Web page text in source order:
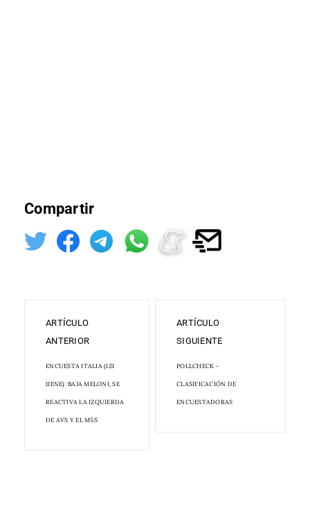
Compartir
ARTÍCULO
ANTERIOR
ENCUESTA ITALIA (IZI
11ENE): BAJA MELONI, SE
REACTIVA LA IZQUIERDA
DE AVS Y EL M5S
ARTÍCULO
SIGUIENTE
POLLCHECK -
CLASIFICACIÓN DE
ENCUESTADORAS